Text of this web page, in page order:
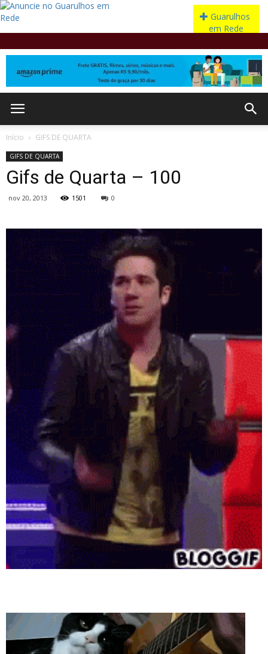
Início GIFS DE QUARTA
GIFS DE QUARTA
Gifs de Quarta – 100
nov 20, 2013 1501 0